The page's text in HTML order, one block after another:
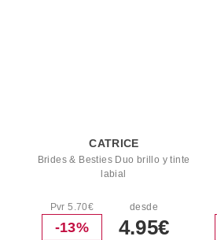
CATRICE
Brides & Besties Duo brillo y tinte
labial
Pvr 5.70€
-13%
desde
4.95€